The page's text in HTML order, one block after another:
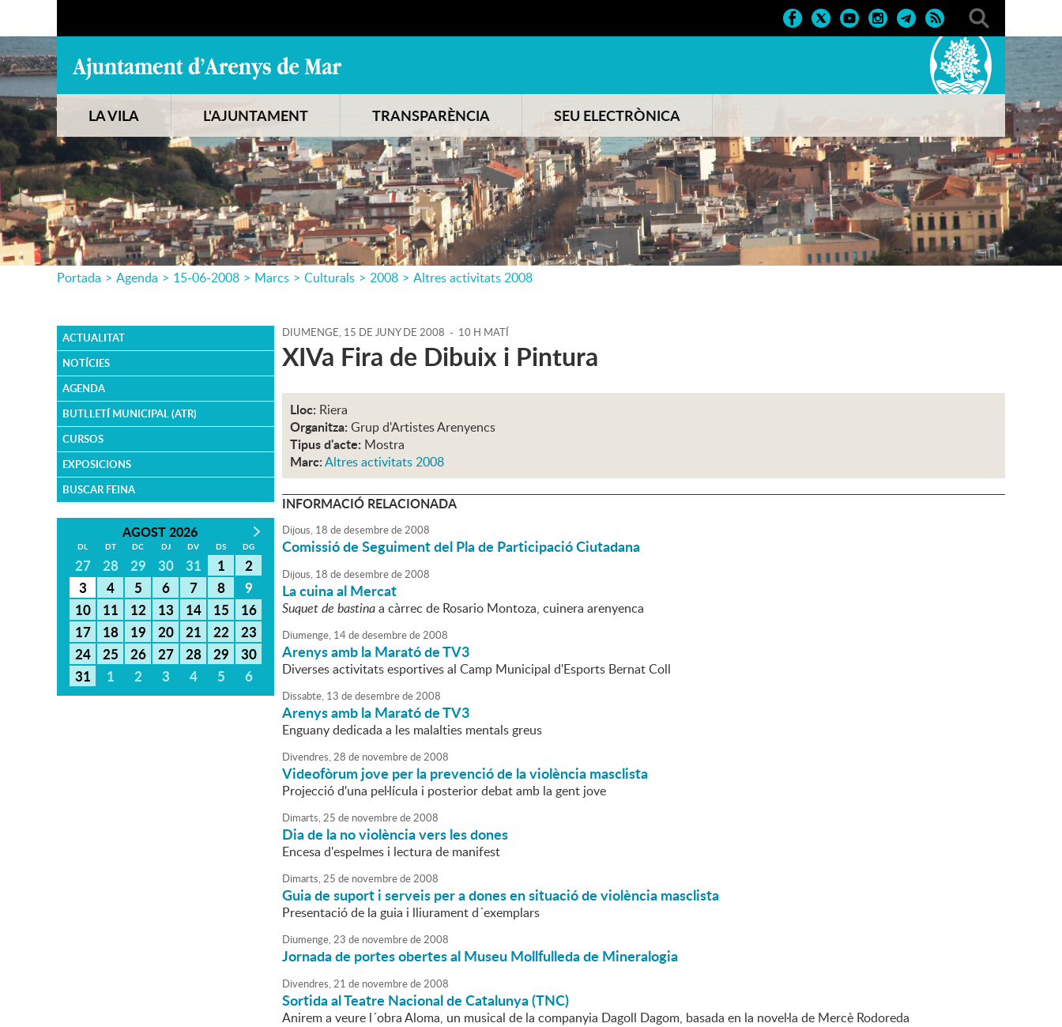
LA VILA L'AJUNTAMENT TRANSPARÈNCIA SEU ELECTRÒNICA
Portada > Agenda > 15-06-2008 > Marcs > Culturals > 2008 > Altres activitats 2008
ACTUALITAT
NOTÍCIES
AGENDA
BUTLLETÍ MUNICIPAL (ATR)
CURSOS
EXPOSICIONS
BUSCAR FEINA
AGOST 2026
DL DT DC DJ DV DS DG
27 28 29 30 31 1
2
3
4 5 6 7 8
9
10
11 12 13 14 15
16
17
18 19 20 21 22
23
24
25 26 27 28 29
30
31
1 2 3 4 5 6
DIUMENGE, 15 DE JUNY DE 2008 - 10 H MATÍ
XIVa Fira de Dibuix i Pintura
Lloc: Riera
Organitza: Grup d'Artistes Arenyencs
Tipus d'acte: Mostra
Marc:Altres activitats 2008
INFORMACIÓ RELACIONADA
Dijous, 18 dedesembrede2008
Comissió de Seguiment del Pla de Participació Ciutadana
Dijous, 18 dedesembrede2008
La cuina al Mercat
Suquet de bastinaa càrrec de Rosario Montoza, cuinera arenyenca
Diumenge, 14dedesembrede2008
Arenys amb la Marató de TV3
Diverses activitats esportives al Camp Municipal d'Esports Bernat Coll
Dissabte, 13 dedesembrede2008
Arenys amb la Marató de TV3
Enguany dedicada a les malalties mentals greus
Divendres,28 de novembrede2008
Videofòrum jove per la prevenció de la violència masclista
Projecció d'una pel·lícula i posterior debat amb la gent jove
Dimarts,25 de novembrede2008
Dia de la no violència vers les dones
Encesa d'espelmes i lectura de manifest
Dimarts,25 de novembrede2008
Guia de suport i serveis per a dones en situació de violència masclista
Presentació de la guia i lliurament d´exemplars
Diumenge,23 de novembrede2008
Jornada de portes obertes al Museu Mollfulleda de Mineralogia
Divendres,21 de novembrede2008
Sortida al Teatre Nacional de Catalunya (TNC)
Anirem a veure l´obra Aloma, un musical de la companyia Dagoll Dagom, basada en la novel·la de Mercè Rodoreda